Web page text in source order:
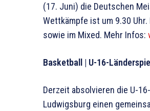
(17. Juni) die Deutschen
Wettkämpfe ist um 9.30
sowie im Mixed. Mehr Infos:
Basketball | U-16-
Derzeit absolvieren die U-
Ludwigsburg einen